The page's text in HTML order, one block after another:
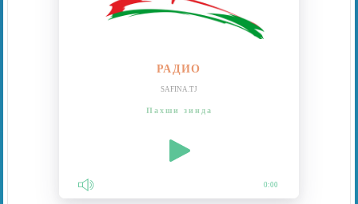
РАДИО
SAFINA.TJ
Пахши зинда
0:00